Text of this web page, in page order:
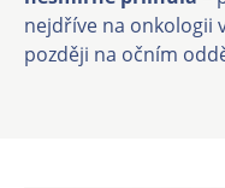
nejdříve na onkologii
později na očním